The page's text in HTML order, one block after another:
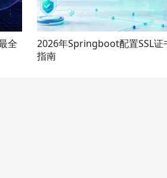
全
2026年Springboot配置SSL证
指南